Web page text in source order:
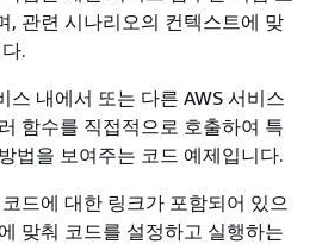
, 관련 시나리오의 컨텍스트에 맞
.
스 내에서 또는 다른 AWS 서비스
함수를 직접적으로 호출하여 특
법을 보여주는 코드 예제입니다.
드에 대한 링크가 포함되어 있으
맞춰 코드를 설정하고 실행하는